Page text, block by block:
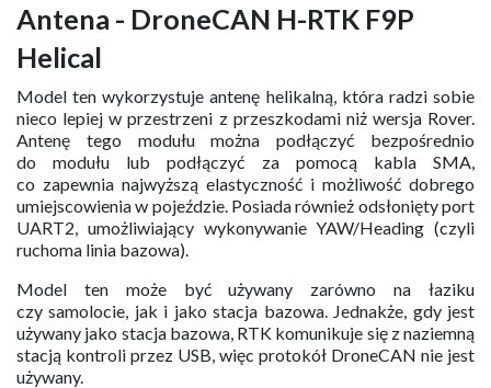
Antena - DroneCAN H-RTK F9P
Helical
Model ten wykorzystuje antenę helikalną, która radzi sobie
nieco lepiej w przestrzeni z przeszkodami niż wersja Rover.
Antenę tego modułu można podłączyć bezpośrednio
do modułu lub podłączyć za pomocą kabla SMA,
co zapewnia najwyższą elastyczność i możliwość dobrego
umiejscowienia w pojeździe. Posiada również odsłonięty port
UART2, umożliwiający wykonywanie YAW/Heading (czyli
ruchoma linia bazowa).
Model ten może być używany zarówno na łaziku
czy samolocie, jak i jako stacja bazowa. Jednakże, gdy jest
używany jako stacja bazowa, RTK komunikuje się z naziemną
stacją kontroli przez USB, więc protokół DroneCAN nie jest
używany.